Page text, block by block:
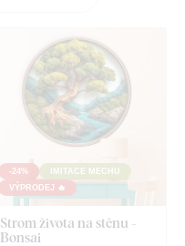
-24%
IMITACE MECHU
VÝPRODEJ 🔥
Strom života na stěnu -
Bonsai